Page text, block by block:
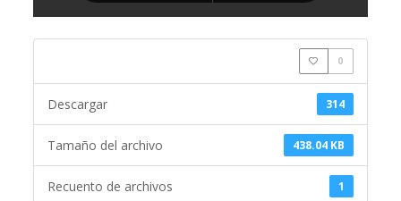
0
314
Descargar
438.04 KB
Tamaño del archivo
1
Recuento de archivos